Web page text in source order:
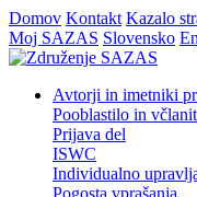
Domov Kontakt Kazalo
Moj SAZAS Slovensko
Avtorji in imetniki
Pooblastilo in
Prijava del
ISWC
Individualno
Pogosta vprašanja